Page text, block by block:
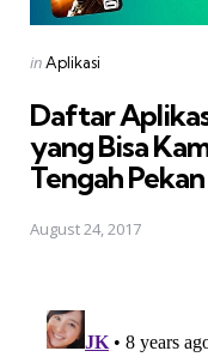
Posted
inAplikasi
Daftar
yang Bisa
Tengah
August 24, 2017